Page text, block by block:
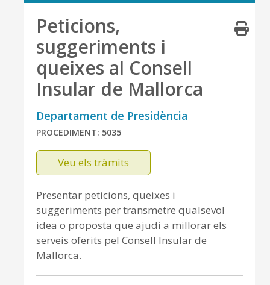
Peticions,
suggeriments i
queixes al Consell
Insular de Mallorca
Departament de Presidència
PROCEDIMENT: 5035
Veu els tràmits
Presentar peticions, queixes i
suggeriments per transmetre qualsevol
idea o proposta que ajudi a millorar els
serveis oferits pel Consell Insular de
Mallorca.